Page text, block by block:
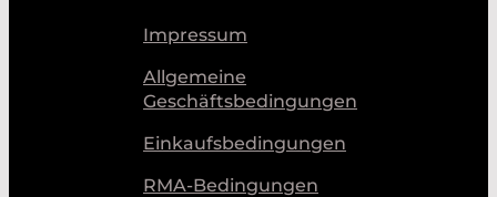
Impressum
Allgemeine
Geschäftsbedingungen
Einkaufsbedingungen
RMA-Bedingungen